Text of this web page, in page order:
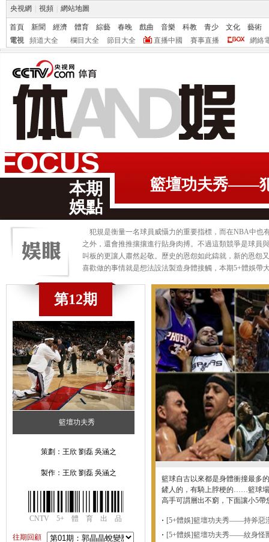
央視網 視頻 網站地圖
首頁 新聞 經濟 體育 綜藝 春晚 戲曲 音樂 科教 青少 文化
藝術
電視
頻道大全 欄目大全 節目大全 直播中國 賽事直播 網絡
籃壇功夫秀——
本期
娛點
犯規是衡量一名球員威懾力的重要指標，而在NBA中也
之外，還會推推攘攘進行貼身肉搏。不過這類競爭是球員
叫板的更讓人肅然起敬。歷史的恩怨如此鑄就，新的恩
喜歡做的事情就是想法設法製造身體接觸，本期5+體娛帶
第12期
籃壇功夫秀
策劃：王欣 劉磊 吳涵之
製作：王欣 劉磊 吳涵之
CNTV 5+ 體 育 出 品
往期回顧
籃球自古以來都是身體衝撞最多
鏟人的，有騎上脖梗的……籃球場
高手可謂層出不窮，下面讓小5帶
[5+體娛]籃壇功夫秀——持斧惡
[5+體娛]籃壇功夫秀——紋身怪